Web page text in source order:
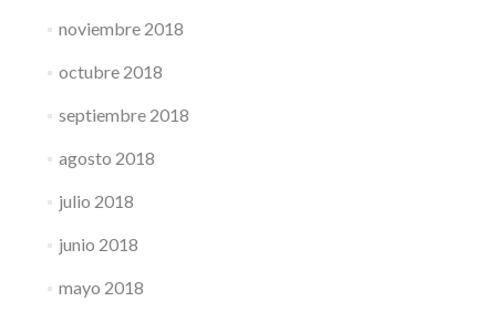
noviembre 2018
octubre 2018
septiembre 2018
agosto 2018
julio 2018
junio 2018
mayo 2018